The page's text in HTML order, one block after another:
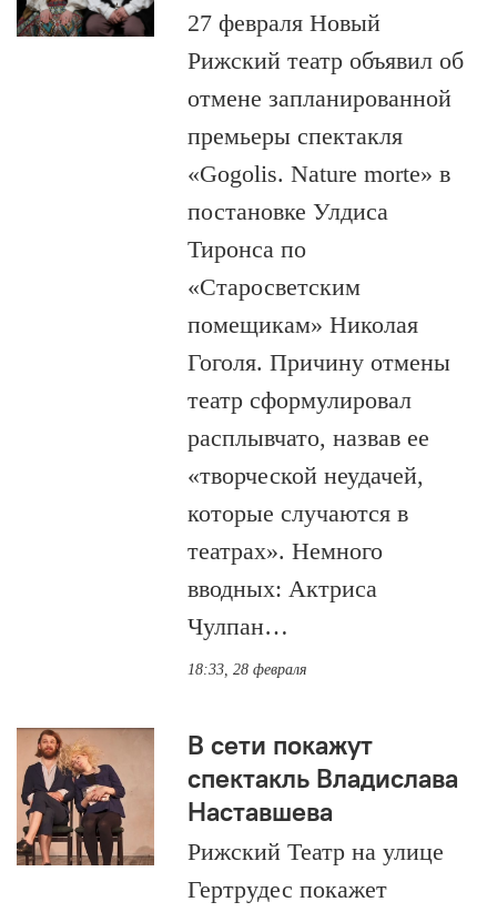
27 февраля Новый
Рижский театр объявил об
отмене запланированной
премьеры спектакля
«Gogolis. Nature morte» в
постановке Улдиса
Тиронса по
«Старосветским
помещикам» Николая
Гоголя. Причину отмены
театр сформулировал
расплывчато, назвав ее
«творческой неудачей,
которые случаются в
театрах». Немного
вводных: Актриса
Чулпан…
18:33, 28 февраля
В сети покажут
спектакль Владислава
Наставшева
Рижский Театр на улице
Гертрудес покажет